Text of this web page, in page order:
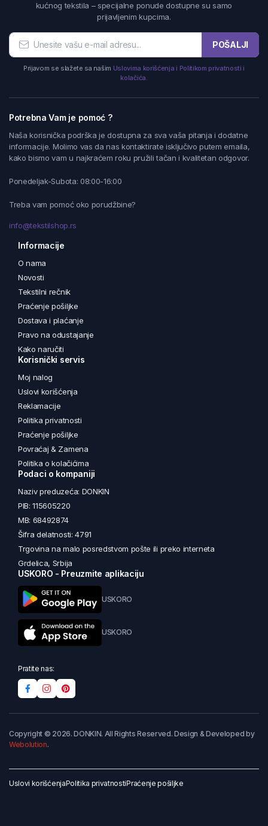
kućnog tekstila – specijalne ponude dostupne su samo
prijavljenim kupcima.
POŠALJI
Prijavom se slažete sa našim Uslovima korišćenja i Politikom privatnosti i
kolačića.
Potrebna Vam je pomoć ?
Naša korisnička podrška je dostupna za sva vaša pitanja i dodatne
informacije. Molimo vas da nas kontaktirate isključivo putem emaila,
kako bismo vam u najkraćem roku pružili tačan i kvalitetan odgovor.
Ponedeljak-Subota: 08:00-16:00
Treba vam pomoć oko porudžbine?
info@tekstilshop.rs
Informacije
O nama
Novosti
Tekstilni rečnik
Praćenje pošiljke
Dostava i plaćanje
Pravo na odustajanje
Kako naručiti
Korisnički servis
Moj nalog
Uslovi korišćenja
Reklamacije
Politika privatnosti
Praćenje pošiljke
Povraćaj & Zamena
Politika o kolačićima
Podaci o kompaniji
Naziv preduzeća: DONKIN
PIB: 115605220
MB: 68492874
Šifra delatnosti: 4791
Trgovina na malo posredstvom pošte ili preko interneta
Grdelica, Srbija
USKORO - Preuzmite aplikaciju
USKORO
USKORO
Pratite nas:
Copyright © 2026. DONKIN. All Rights Reserved. Design & Developed by
Webolution.
Uslovi korišćenjaPolitika privatnostiPraćenje pošiljke